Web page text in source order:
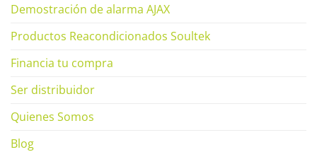
Demostración de alarma AJAX
Productos Reacondicionados Soultek
Financia tu compra
Ser distribuidor
Quienes Somos
Blog